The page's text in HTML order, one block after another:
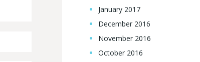
January 2017
December 2016
November 2016
October 2016